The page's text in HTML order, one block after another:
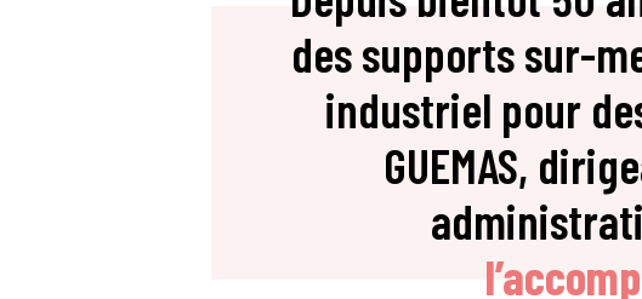
des supports sur-
industriel pour
GUEMAS,